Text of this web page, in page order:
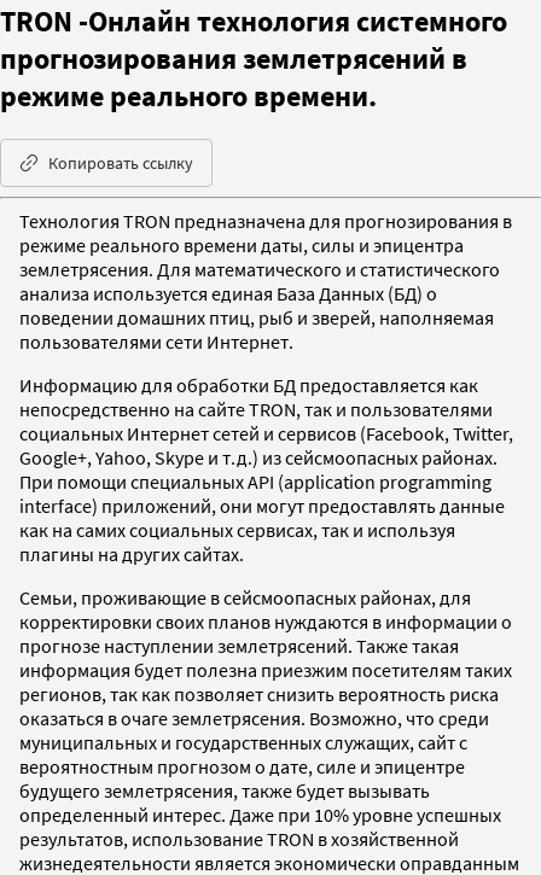
TRON -Онлайн технология системного
прогнозирования землетрясений в
режиме реального времени.
Копировать ссылку
Технология TRON предназначена для прогнозирования в
режиме реального времени даты, силы и эпицентра
землетрясения. Для математического и статистического
анализа используется единая База Данных (БД) о
поведении домашних птиц, рыб и зверей, наполняемая
пользователями сети Интернет.
Информацию для обработки БД предоставляется как
непосредственно на сайте TRON, так и пользователями
социальных Интернет сетей и сервисов (Facebook, Twitter,
Google+, Yahoo, Skype и т.д.) из сейсмоопасных районах.
При помощи специальных API (application programming
interface) приложений, они могут предоставлять данные
как на самих социальных сервисах, так и используя
плагины на других сайтах.
Семьи, проживающие в сейсмоопасных районах, для
корректировки своих планов нуждаются в информации о
прогнозе наступлении землетрясений. Также такая
информация будет полезна приезжим посетителям таких
регионов, так как позволяет снизить вероятность риска
оказаться в очаге землетрясения. Возможно, что среди
муниципальных и государственных служащих, сайт с
вероятностным прогнозом о дате, силе и эпицентре
будущего землетрясения, также будет вызывать
определенный интерес. Даже при 10% уровне успешных
результатов, использование TRON в хозяйственной
жизнедеятельности является экономически оправданным